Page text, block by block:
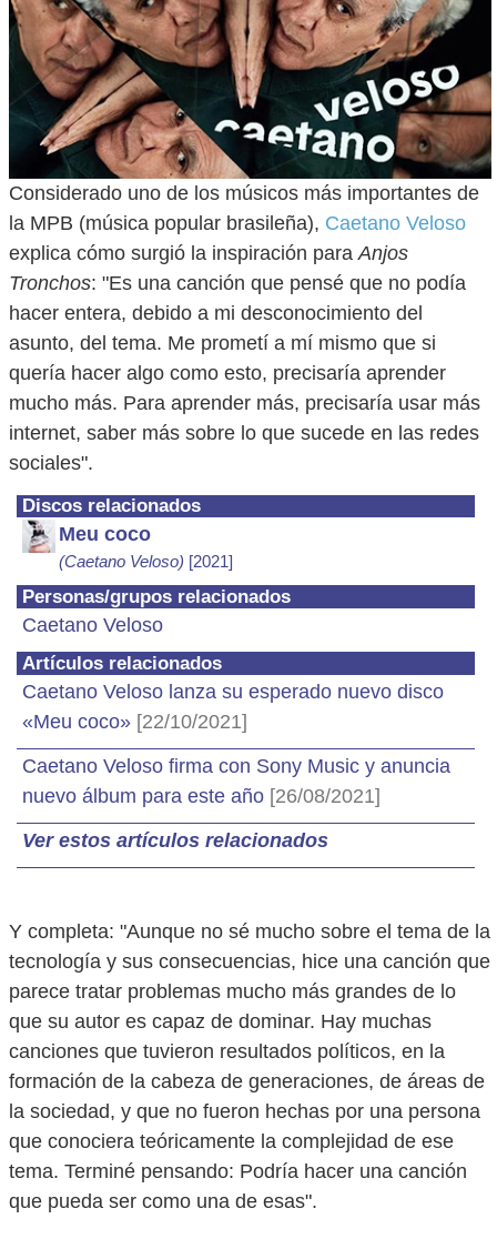
Considerado uno de los músicos más importantes de
la MPB (música popular brasileña), Caetano Veloso
explica cómo surgió la inspiración paraAnjos
Tronchos: "Es una canción que pensé que no podía
hacer entera, debido a mi desconocimiento del
asunto, del tema. Me prometí a mí mismo que si
quería hacer algo como esto, precisaría aprender
mucho más. Para aprender más, precisaría usar más
internet, saber más sobre lo que sucede en las redes
sociales".
Discos relacionados
Meu coco
(Caetano Veloso) [2021]
Personas/grupos relacionados
Caetano Veloso
Artículos relacionados
Caetano Veloso lanza su esperado nuevo disco
«Meu coco» [22/10/2021]
Caetano Veloso firma con Sony Music y anuncia
nuevo álbum para este año [26/08/2021]
Ver estos artículos relacionados
Y completa: "Aunque no sé mucho sobre el tema de la
tecnología y sus consecuencias, hice una canción que
parece tratar problemas mucho más grandes de lo
que su autor es capaz de dominar. Hay muchas
canciones que tuvieron resultados políticos, en la
formación de la cabeza de generaciones, de áreas de
la sociedad, y que no fueron hechas por una persona
que conociera teóricamente la complejidad de ese
tema. Terminé pensando: Podría hacer una canción
que pueda ser como una de esas".